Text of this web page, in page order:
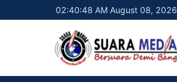
02:40:50 AM August 08, 2026